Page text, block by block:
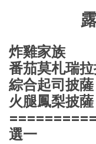
炸雞家族
番茄莫札瑞
綜合起司披薩
火腿鳳梨披薩
選一